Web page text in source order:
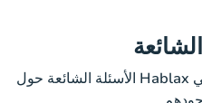
الأسئلة الشائعة حول Hablax في المغرب، الخدمة والمشغل في